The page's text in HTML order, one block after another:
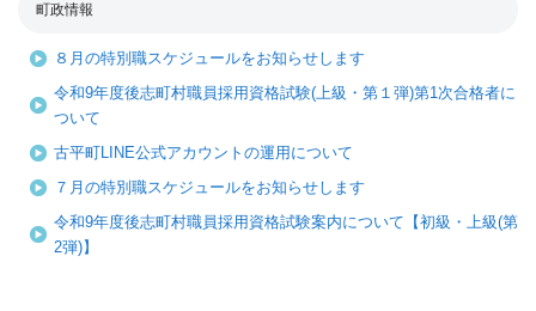
町政情報
８月の特別職スケジュールをお知らせします
令和9年度後志町村職員採用資格試験(上級・第１弾)第1次合格者に
ついて
古平町LINE公式アカウントの運用について
７月の特別職スケジュールをお知らせします
令和9年度後志町村職員採用資格試験案内について【初級・上級(第
2弾)】